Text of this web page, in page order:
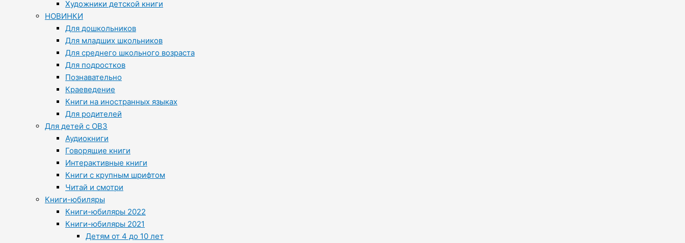
Художники детской книги
НОВИНКИ
Для дошкольников
Для младших школьников
Для среднего школьного возраста
Для подростков
Познавательно
Краеведение
Книги на иностранных языках
Для родителей
Для детей с ОВЗ
Аудиокниги
Говорящие книги
Интерактивные книги
Книги с крупным шрифтом
Читай и смотри
Книги-юбиляры
Книги-юбиляры 2022
Книги-юбиляры 2021
Детям от 4 до 10 лет